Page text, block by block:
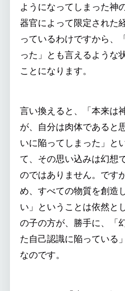
ようになってしまった神
器官によって限定された
っているわけですから、
った」とも言えるような
ことになります。
言い換えると、「本来は
が、自分は肉体であると
いに陥ってしまった」と
て、その思い込みは幻想
のではありません。です
め、すべての物質を創造
い」ということは依然と
の子の方が、勝手に、「
た自己認識に陥っている
なのです。